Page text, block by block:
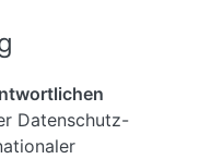
Datenschutz-